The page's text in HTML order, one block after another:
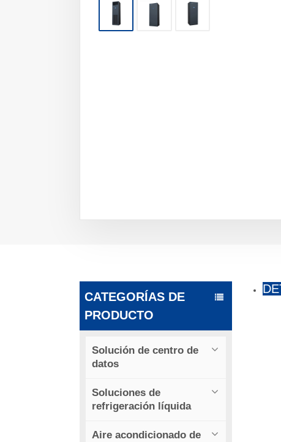
CATEGORÍAS DE
PRODUCTO
Solución de centro de
datos
Soluciones de
refrigeración líquida
Aire acondicionado de